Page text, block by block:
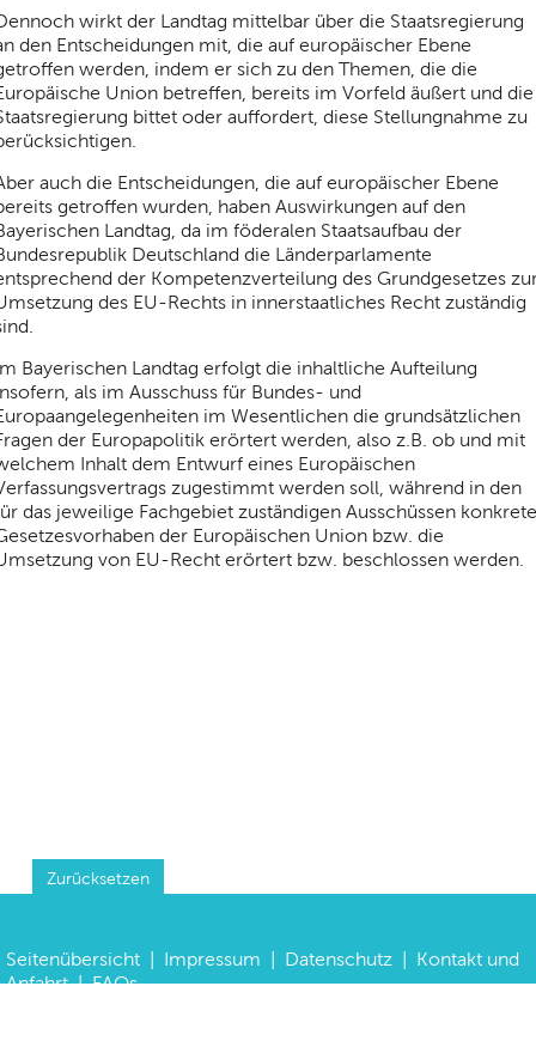
Zurücksetzen
wirkt der Landtag mittelbar über die Staatsregierung
den Entscheidungen mit, die auf europäischer Ebene
werden, indem er sich zu den Themen, die die
Union betreffen, bereits im Vorfeld äußert und die
bittet oder auffordert, diese Stellungnahme zu
auch die Entscheidungen, die auf europäischer Ebene
getroffen wurden, haben Auswirkungen auf den
Landtag, da im föderalen Staatsaufbau der
Deutschland die Länderparlamente
der Kompetenzverteilung des Grundgesetzes
des EU-Rechts in innerstaatliches Recht zuständig
Bayerischen Landtag erfolgt die inhaltliche Aufteilung
als im Ausschuss für Bundes- und
im Wesentlichen die grundsätzlichen
der Europapolitik erörtert werden, also z.B. ob und mit
Inhalt dem Entwurf eines Europäischen
zugestimmt werden soll, während in den
das jeweilige Fachgebiet zuständigen Ausschüssen konkrete
der Europäischen Union bzw. die
von EU-Recht erörtert bzw. beschlossen werden.
Seitenübersicht Impressum Datenschutz
Kontakt und
Anfahrt|FAQs